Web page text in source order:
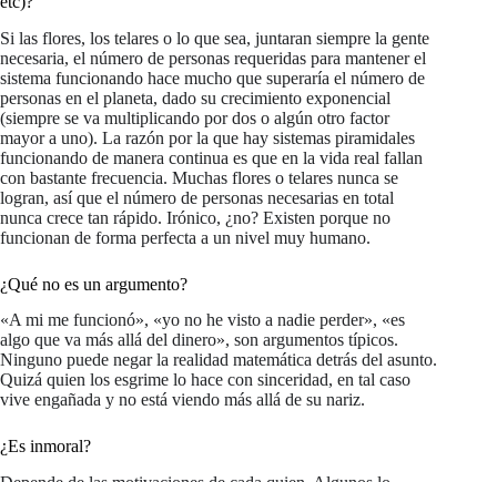
Si las flores, los telares o lo que sea, juntaran siempre la gente
necesaria, el número de personas requeridas para mantener el
sistema funcionando hace mucho que superaría el número de
personas en el planeta, dado su crecimiento exponencial
(siempre se va multiplicando por dos o algún otro factor
mayor a uno). La razón por la que hay sistemas piramidales
funcionando de manera continua es que en la vida real fallan
con bastante frecuencia. Muchas flores o telares nunca se
logran, así que el número de personas necesarias en total
nunca crece tan rápido. Irónico, ¿no? Existen porque no
funcionan de forma perfecta a un nivel muy humano.
¿Qué no es un argumento?
«A mi me funcionó», «yo no he visto a nadie perder», «es
algo que va más allá del dinero», son argumentos típicos.
Ninguno puede negar la realidad matemática detrás del asunto.
Quizá quien los esgrime lo hace con sinceridad, en tal caso
vive engañada y no está viendo más allá de su nariz.
¿Es inmoral?